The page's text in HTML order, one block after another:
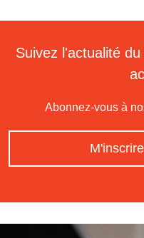
Suivez l'actualité
Abonnez-vous à